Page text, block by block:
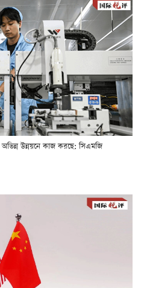
অভিন্ন উন্নয়নে কাজ করছে: সিএমজি